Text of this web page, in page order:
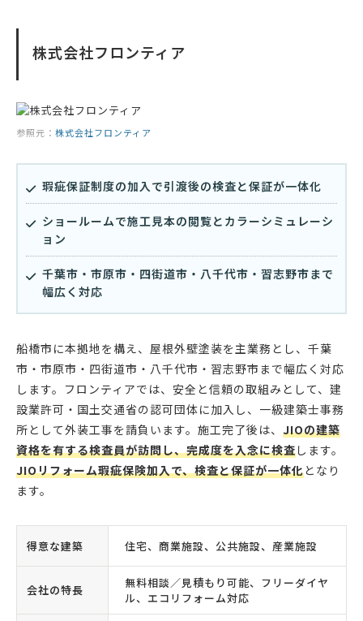
株式会社フロンティア
参照元： 株式会社フロンティア
瑕疵保証制度の加入で引渡後の検査と保証が一体化
ショールームで施工見本の閲覧とカラーシミュレーシ
ョン
千葉市・市原市・四街道市・八千代市・習志野市まで
幅広く対応
船橋市に本拠地を構え、屋根外壁塗装を主業務とし、千葉
市・市原市・四街道市・八千代市・習志野市まで幅広く対応
します。フロンティアでは、安全と信頼の取組みとして、建
設業許可・国土交通省の認可団体に加入し、一級建築士事務
所として外装工事を請負います。施工完了後は、 JIOの建築
資格を有する検査員が訪問し、完成度を入念に検査します。
JIOリフォーム瑕疵保険加入で、検査と保証が一体化となり
ます。
得意な建築 住宅、商業施設、公共施設、産業施設
会社の特長
無料相談／見積もり可能、フリーダイヤ
ル、エコリフォーム対応